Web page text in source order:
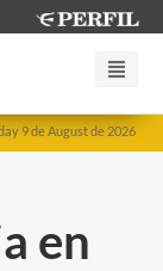
9 de August de 2026
en